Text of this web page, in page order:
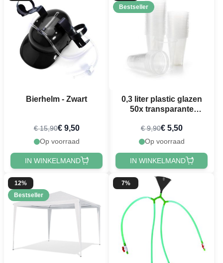
Bierhelm - Zwart
€ 15,90€ 9,50
Op voorraad
IN WINKELMAND
Bestseller
0,3 liter plastic glazen
50x transparante
€ 9,90€ 5,50
Op voorraad
IN WINKELMAND
12%
Bestseller
7%